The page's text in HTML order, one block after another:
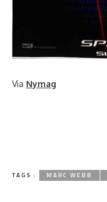
Via Nymag
TAGS : MARC WEBB